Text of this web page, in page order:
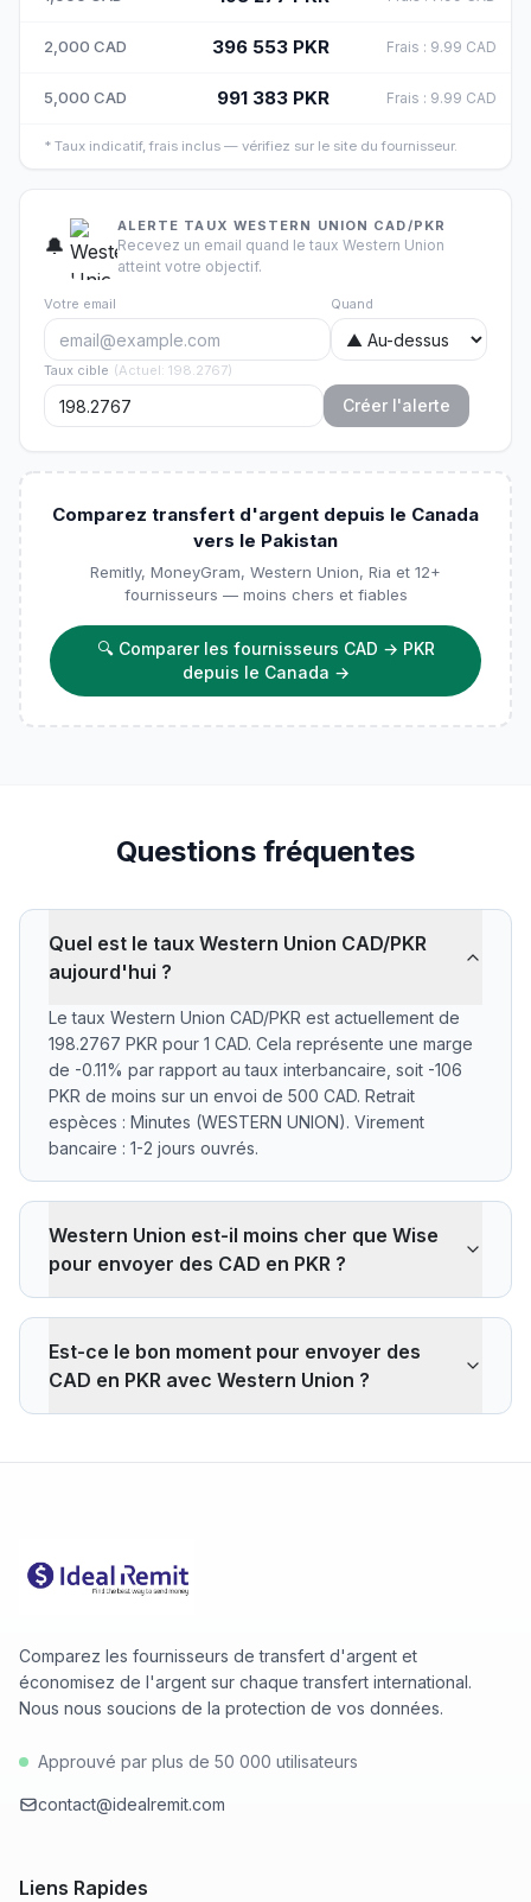
2,000 CAD 396 553 PKR Frais : 9.99 CAD
5,000 CAD 991 383 PKR Frais : 9.99 CAD
* Taux indicatif, frais inclus — vérifiez sur le site du fournisseur.
🔔
ALERTE TAUX WESTERN UNION CAD/PKR
Recevez un email quand le taux Western Union
atteint votre objectif.
Votre email Quand
Taux cible (Actuel: 198.2767)
Créer l'alerte
Comparez transfert d'argent depuis le Canada
vers le Pakistan
Remitly, MoneyGram, Western Union, Ria et 12+
fournisseurs — moins chers et fiables
🔍 Comparer les fournisseurs CAD → PKR
depuis le Canada →
Questions fréquentes
Quel est le taux Western Union CAD/PKR
aujourd'hui ?
Le taux Western Union CAD/PKR est actuellement de
198.2767 PKR pour 1 CAD. Cela représente une marge
de -0.11% par rapport au taux interbancaire, soit -106
PKR de moins sur un envoi de 500 CAD. Retrait
espèces : Minutes (WESTERN UNION). Virement
bancaire : 1-2 jours ouvrés.
Western Union est-il moins cher que Wise
pour envoyer des CAD en PKR ?
recevez -106 PKR de moins qu'au taux de référence.
Wise applique généralement une marge d'environ
0,40% (soit ~396 PKR de moins sur 500 CAD).
espèces via son réseau d'agences, une option que
Est-ce le bon moment pour envoyer des
CAD en PKR avec Western Union ?
Comparez les fournisseurs de transfert d'argent et
économisez de l'argent sur chaque transfert international.
Nous nous soucions de la protection de vos données.
Approuvé par plus de 50 000 utilisateurs
contact@idealremit.com
Liens Rapides